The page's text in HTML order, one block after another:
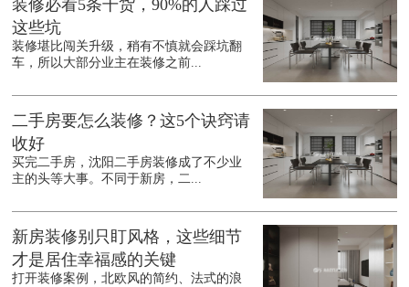
装修必看5条干货，90%的人踩过
这些坑
装修堪比闯关升级，稍有不慎就会踩坑翻
车，所以大部分业主在装修之前...
二手房要怎么装修？这5个诀窍请
收好
买完二手房，沈阳二手房装修成了不少业
主的头等大事。不同于新房，二...
新房装修别只盯风格，这些细节
才是居住幸福感的关键
打开装修案例，北欧风的简约、法式的浪